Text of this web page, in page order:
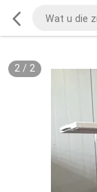
2/ 2